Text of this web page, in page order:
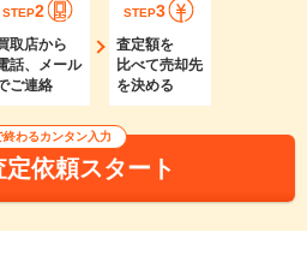
STEP2
取店から
話、メール
ご連絡
STEP3
査定額を
比べて売却先
を決める
終わるカンタン入力
定依頼スタート